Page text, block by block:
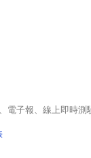
電子報、線上即時測